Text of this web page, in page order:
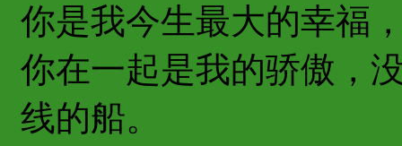
你是我今生最大的幸福
你在一起是我的骄傲，
线的船。